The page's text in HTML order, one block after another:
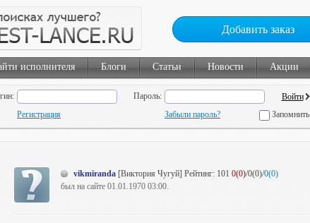
Добавить заказ
исполнителя Блоги Статьи Новости Акции
Пароль:
Регистрация
Забыли пароль? Запомнить
vikmiranda [Виктория Чугуй] Рейтинг: 101 0(0)/0(0)/0(0)
был на сайте 01.01.1970 03:00.